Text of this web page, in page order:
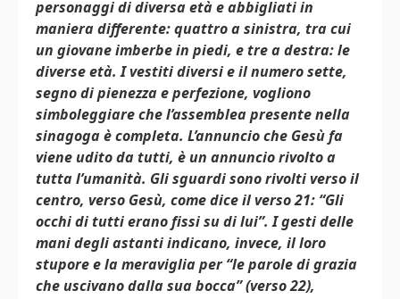
personaggi di diversa età e abbigliati in
maniera differente: quattro a sinistra, tra cui
un giovane imberbe in piedi, e tre a destra: le
diverse età. I vestiti diversi e il numero sette,
segno di pienezza e perfezione, vogliono
simboleggiare che l’assemblea presente nella
sinagoga è completa. L’annuncio che Gesù fa
viene udito da tutti, è un annuncio rivolto a
tutta l’umanità. Gli sguardi sono rivolti verso il
centro, verso Gesù, come dice il verso 21: “Gli
occhi di tutti erano fissi su di lui”. I gesti delle
mani degli astanti indicano, invece, il loro
stupore e la meraviglia per “le parole di grazia
che uscivano dalla sua bocca” (verso 22),